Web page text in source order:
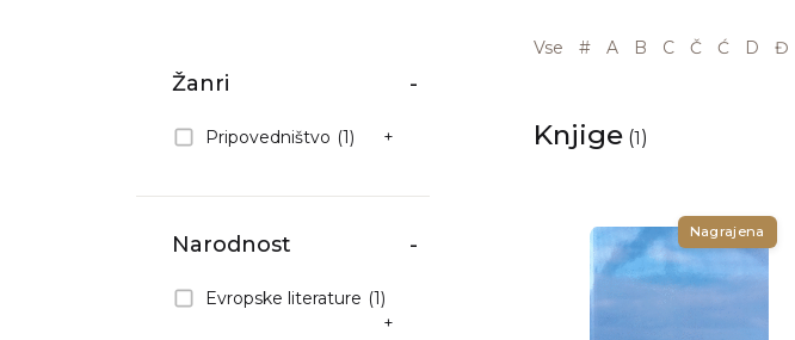
Žanri -
Pripovedništvo (1) +
Narodnost -
Evropske literature (1)
+
Vse # A B C Č Ć D Đ
Knjige (1)
Nagrajena